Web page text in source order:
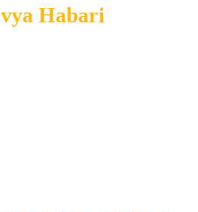
vya Habari